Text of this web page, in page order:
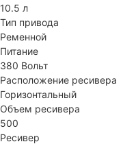
10.5 л
Тип привода
Ременной
Питание
380 Вольт
Расположение ресивера
Горизонтальный
Объем ресивера
500
Ресивер